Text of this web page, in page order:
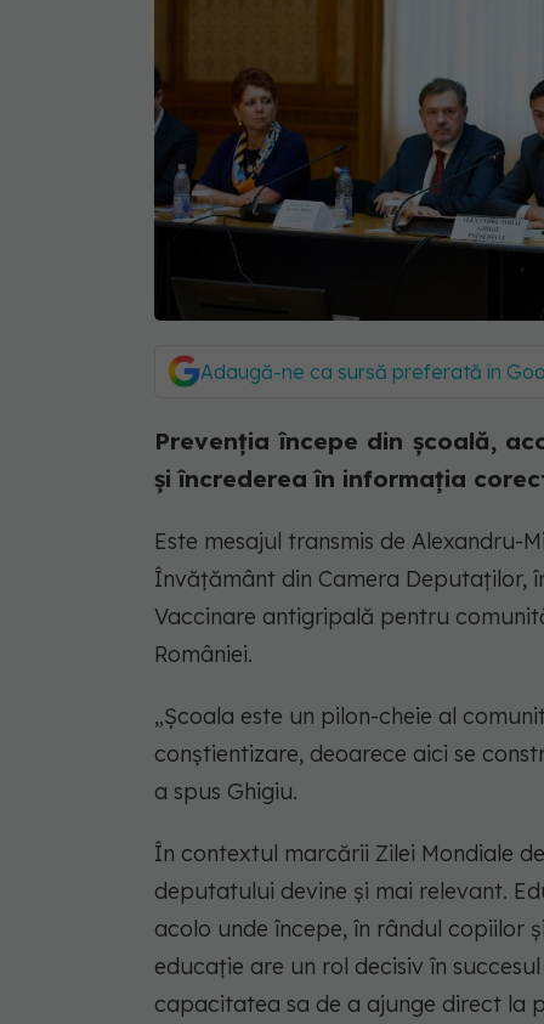
Adaugă-ne ca sursă preferată în
Prevenția începe din școală,
și încrederea în informația
Este mesajul transmis de Alexandru-
Învățământ din Camera Deputaților,
Vaccinare antigripală pentru
României.
„Școala este un pilon-cheie al
conștientizare, deoarece aici se
a spus Ghigiu.
În contextul marcării Zilei Mondiale
deputatului devine și mai relevant.
acolo unde începe, în rândul copiilor
educație are un rol decisiv în
capacitatea sa de a ajunge direct la